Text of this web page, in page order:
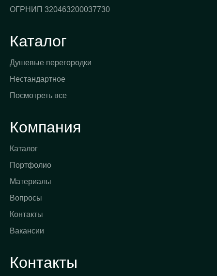
ОГРНИП 320463200037730
Каталог
Душевые перегородки
Нестандартное
Посмотреть все
Компания
Каталог
Портфолио
Материалы
Вопросы
Контакты
Вакансии
Контакты